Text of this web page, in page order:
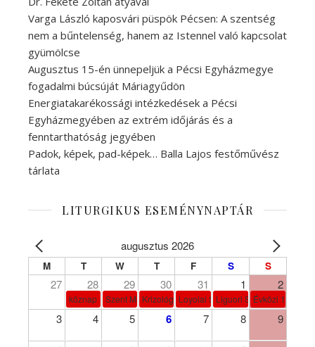
Varga László kaposvári püspök Pécsen: A szentség
nem a bűntelenség, hanem az Istennel való kapcsolat
gyümölcse
Augusztus 15-én ünnepeljük a Pécsi Egyházmegye
fogadalmi búcsúját Máriagyűdön
Energiatakarékossági intézkedések a Pécsi
Egyházmegyében az extrém időjárás és a
fenntarthatóság jegyében
Padok, képek, pad-képek… Balla Lajos festőművész
tárlata
LITURGIKUS ESEMÉNYNAPTÁR
augusztus 2026
M T W T F S S
27 28 29 30 31 1 2
köznap Szent Márta, Mária és Lázár
Krizológ Szent Péter
Loyolai Szent IgnácLiguori Szent Alfonz pk-et.
Évközi 18.
3 4 5 6 7 8 9